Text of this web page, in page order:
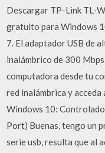
Descargar TP-Link TL-
gratuito para Windows
7. El adaptador USB de
inalámbrico de 300
computadora desde tu
red inalámbrica y
Windows 10:
Port) Buenas, tengo un
serie usb, resulta que al